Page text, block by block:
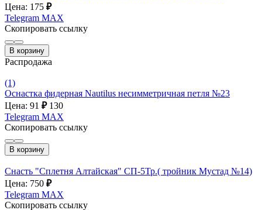
Цена: 175 ₽
Telegram MAX
Скопировать ссылку
В корзину
Распродажа
(1)
Оснастка фидерная Nautilus несимметричная петля №23
Цена: 91 ₽ 130
Telegram MAX
Скопировать ссылку
В корзину
Снасть "Сплетня Алтайская" СП-5Тр.( тройник Мустад №14)
Цена: 750 ₽
Telegram MAX
Скопировать ссылку